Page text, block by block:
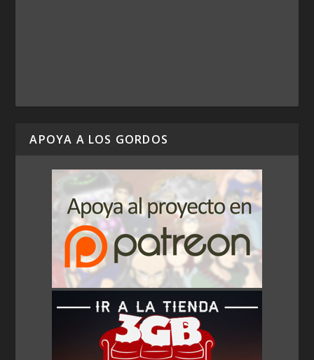
APOYA A LOS GORDOS